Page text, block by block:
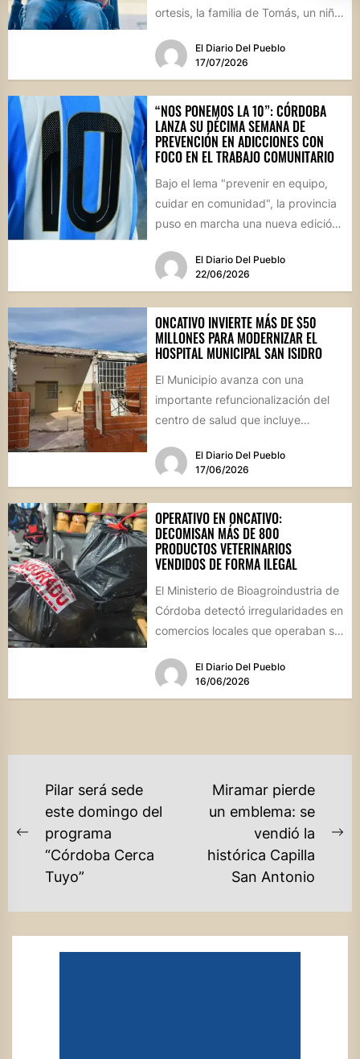
ortesis, la familia de Tomás, un niño
El Diario Del Pueblo
17/07/2026
“NOS PONEMOS LA 10”: CÓRDOBA
LANZA SU DÉCIMA SEMANA DE
PREVENCIÓN EN ADICCIONES CON
FOCO EN EL TRABAJO COMUNITARIO
Bajo el lema "prevenir en equipo,
cuidar en comunidad", la provincia
puso en marcha una nueva edición
El Diario Del Pueblo
22/06/2026
ONCATIVO INVIERTE MÁS DE $50
MILLONES PARA MODERNIZAR EL
HOSPITAL MUNICIPAL SAN ISIDRO
El Municipio avanza con una
importante refuncionalización del
centro de salud que incluye
espacios de...El Diario Del Pueblo
17/06/2026
OPERATIVO EN ONCATIVO:
DECOMISAN MÁS DE 800
PRODUCTOS VETERINARIOS
VENDIDOS DE FORMA ILEGAL
El Ministerio de Bioagroindustria de
Córdoba detectó irregularidades en
comercios locales que operaban sin
poniendo en...El Diario Del Pueblo
16/06/2026
NAVEGACIÓN
ENTRADAS
Previous
Pilar será sede
este domingo del
programa
“Córdoba Cerca
Tuyo”
Miramar pierde
un emblema: se
vendió la
histórica Capilla
San Antonio